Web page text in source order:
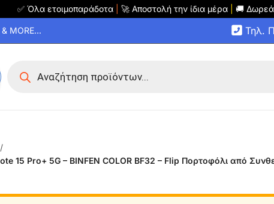
✅ Όλα ετοιμοπαράδοτα 🚀 Αποστολή την ίδια μέρα 🚚
MORE... Τηλ.
/
15 Pro+ 5G – BINFEN COLOR BF32 – Flip Πορτοφόλι από